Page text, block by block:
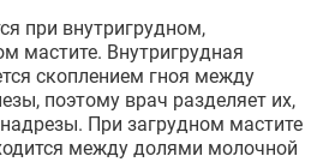
при внутригрудном,
мастите. Внутригрудная
скоплением гноя между
поэтому врач разделяет их,
При загрудном мастите
между долями молочной